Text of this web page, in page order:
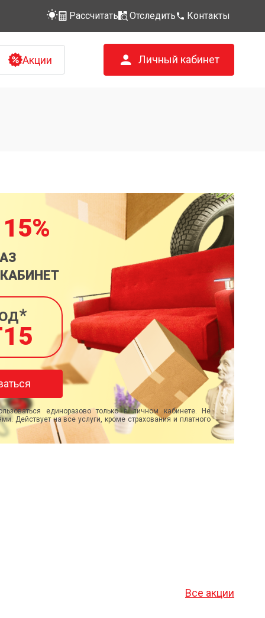
Рассчитать Отследить Контакты
Акции Личный кабинет
единоразово только в личном кабинете. Не
Действует на все услуги, кроме страхования и платного
Все акции